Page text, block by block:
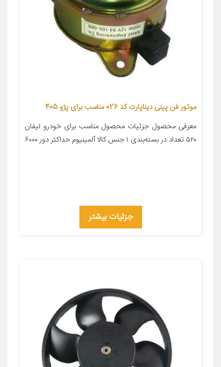
موتور فن پینی دیناپارت کد 026 مناسب برای پژو 405
معرفی محصول جزئیات محصول مناسب برای خودرو لیفان
۵۲۰ تعداد در بسته‌بندی ۱ جنس کالا آلمینیوم حداکثر دور ۶۰۰۰
جزئیات بیشتر